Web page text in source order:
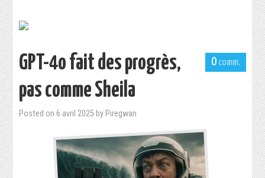
0
GPT-4o fait des progrès,
pas comme Sheila
Posted on 6 avril 2025 by Piregwan